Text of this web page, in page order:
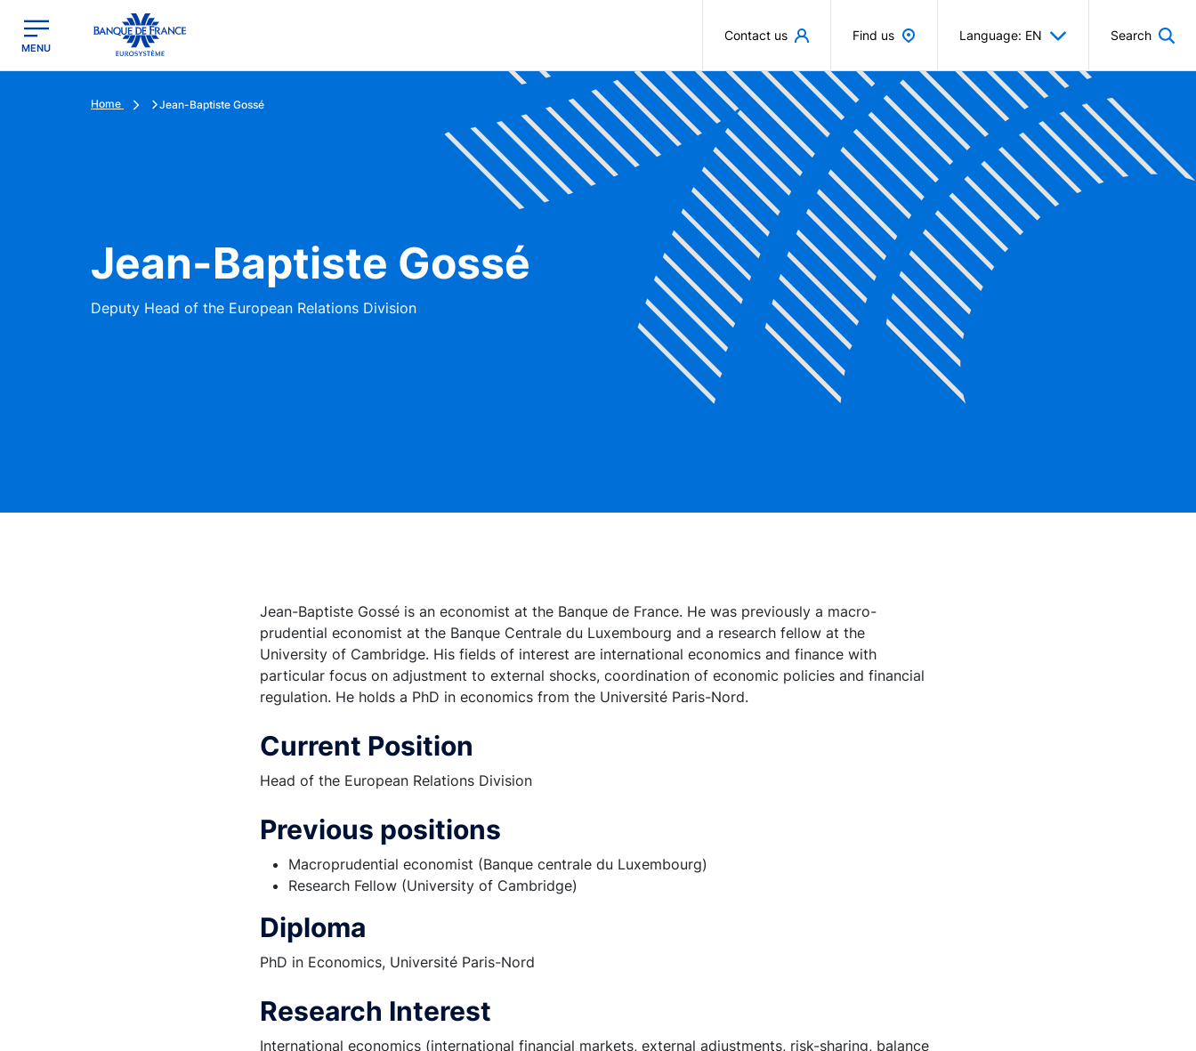
Banque de France - Menu Principal
MENU
Contact us Find us Language: EN Search
Home Jean-Baptiste Gossé
Jean-Baptiste Gossé
Deputy Head of the European Relations Division
Jean-Baptiste Gossé is an economist at the Banque de France. He was previously a macro-
prudential economist at the Banque Centrale du Luxembourg and a research fellow at the
University of Cambridge. His fields of interest are international economics and finance with
particular focus on adjustment to external shocks, coordination of economic policies and financial
regulation. He holds a PhD in economics from the Université Paris-Nord.
Current Position
Head of the European Relations Division
Previous positions
Macroprudential economist (Banque centrale du Luxembourg)
Research Fellow (University of Cambridge)
Diploma
PhD in Economics, Université Paris-Nord
Research Interest
International economics (international financial markets, external adjustments, risk-sharing, balance